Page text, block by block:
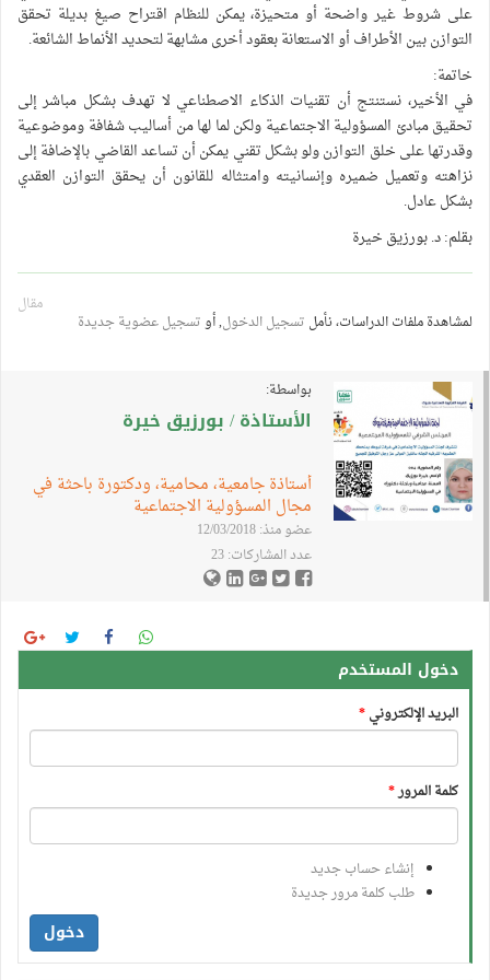
على شروط غير واضحة أو متحيزة، يمكن للنظام اقتراح صيغ بديلة تحقق
التوازن بين الأطراف أو الاستعانة بعقود أخرى مشابهة لتحديد الأنماط الشائعة.
خاتمة:
في الأخير، نستنتج أن تقنيات الذكاء الاصطناعي لا تهدف بشكل مباشر إلى
تحقيق مبادئ المسؤولية الاجتماعية ولكن لما لها من أساليب شفافة وموضوعية
وقدرتها على خلق التوازن ولو بشكل تقني يمكن أن تساعد القاضي بالإضافة إلى
نزاهته وتعميل ضميره وإنسانيته وامتثاله للقانون أن يحقق التوازن العقدي
بشكل عادل.
بقلم: د. بورزيق خيرة
مقال
لمشاهدة ملفات الدراسات، نأمل تسجيل الدخول, أوتسجيل عضوية جديدة
بواسطة:
الأستاذة / بورزيق خيرة
أستاذة جامعية، محامية، ودكتورة باحثة في
مجال المسؤولية الاجتماعية
عضو منذ: 12/03/2018
عدد المشاركات: 23
دخول المستخدم
البريد الإلكتروني*
كلمة المرور*
إنشاء حساب جديد
طلب كلمة مرور جديدة
دخول